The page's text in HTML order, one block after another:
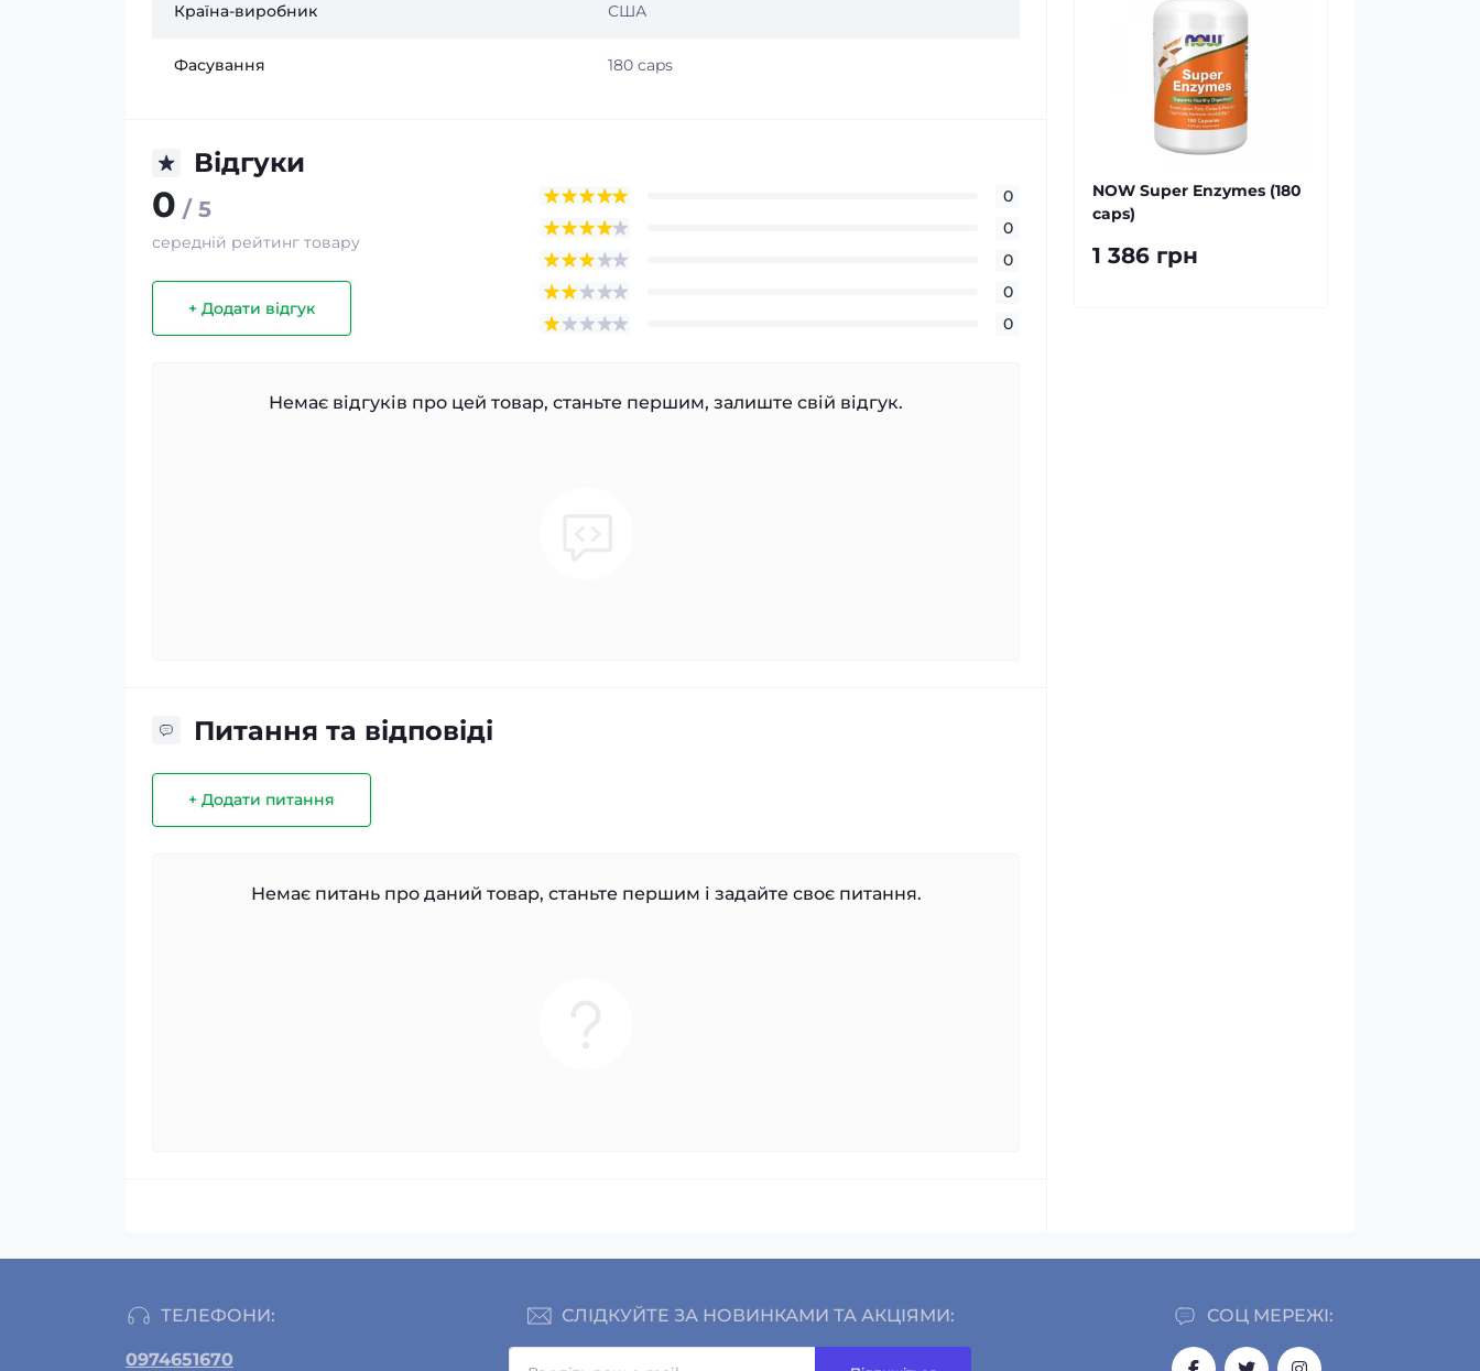
Країна-виробник США
Фасування 180 caps
Відгуки
0 / 5
середній рейтинг товару
+ Додати відгук
0
0
0
0
0
Немає відгуків про цей товар, станьте першим, залиште свій відгук.
Питання та відповіді
+ Додати питання
Немає питань про даний товар, станьте першим і задайте своє питання.
NOW Super Enzymes (180
caps)
1 386 грн
ТЕЛЕФОНИ:
0974651670
СОЦ МЕРЕЖІ:
СЛІДКУЙТЕ ЗА НОВИНКАМИ ТА АКЦІЯМИ: